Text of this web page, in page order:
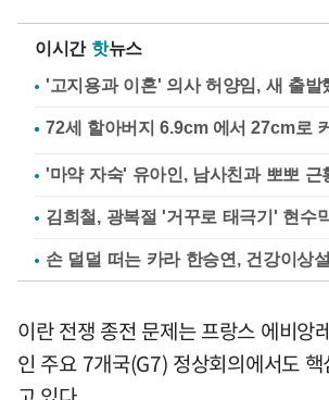
이시간 핫뉴스
'고지용과 이혼' 의사 허양임, 새 출발
'마약 자숙' 유아인, 남사친과 뽀뽀 근
김희철, 광복절 '거꾸로 태극기' 현수
손 덜덜 떠는 카라 한승연, 건강이상
이란 전쟁 종전 문제는 프랑스 에비앙
인 주요 7개국(G7) 정상회의에서도